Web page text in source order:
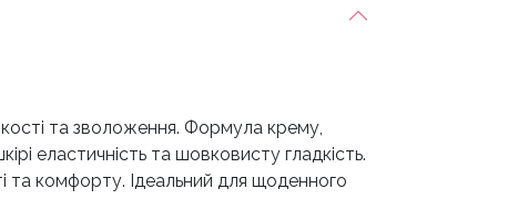
та зволоження. Формула крему,
еластичність та шовковисту гладкість.
та комфорту. Ідеальний для щоденного